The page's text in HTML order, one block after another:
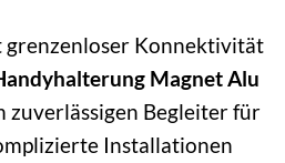
grenzenloser Konnektivität
Magnet Alu
zuverlässigen Begleiter für
Installationen